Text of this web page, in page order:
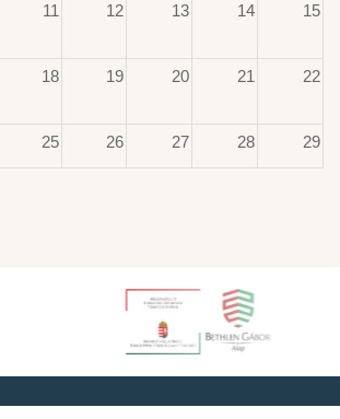
11 12 13 14 15
18 19 20 21 22
25 26 27 28 29